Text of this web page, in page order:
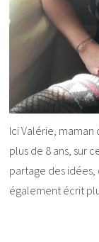
Ici Valérie,
plus de 8 ans, sur
partage des idées,
également écrit